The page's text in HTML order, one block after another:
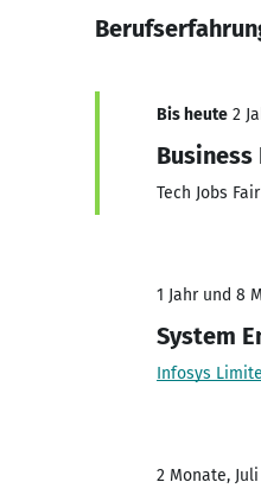
Bis heute 2
Tech Jobs Fair
1 Jahr und 8
System
Infosys
2 Monate,